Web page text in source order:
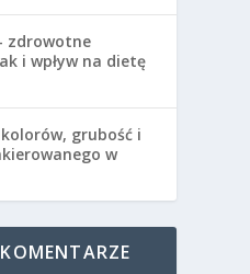
zdrowotne
i wpływ na dietę
grubość i
w